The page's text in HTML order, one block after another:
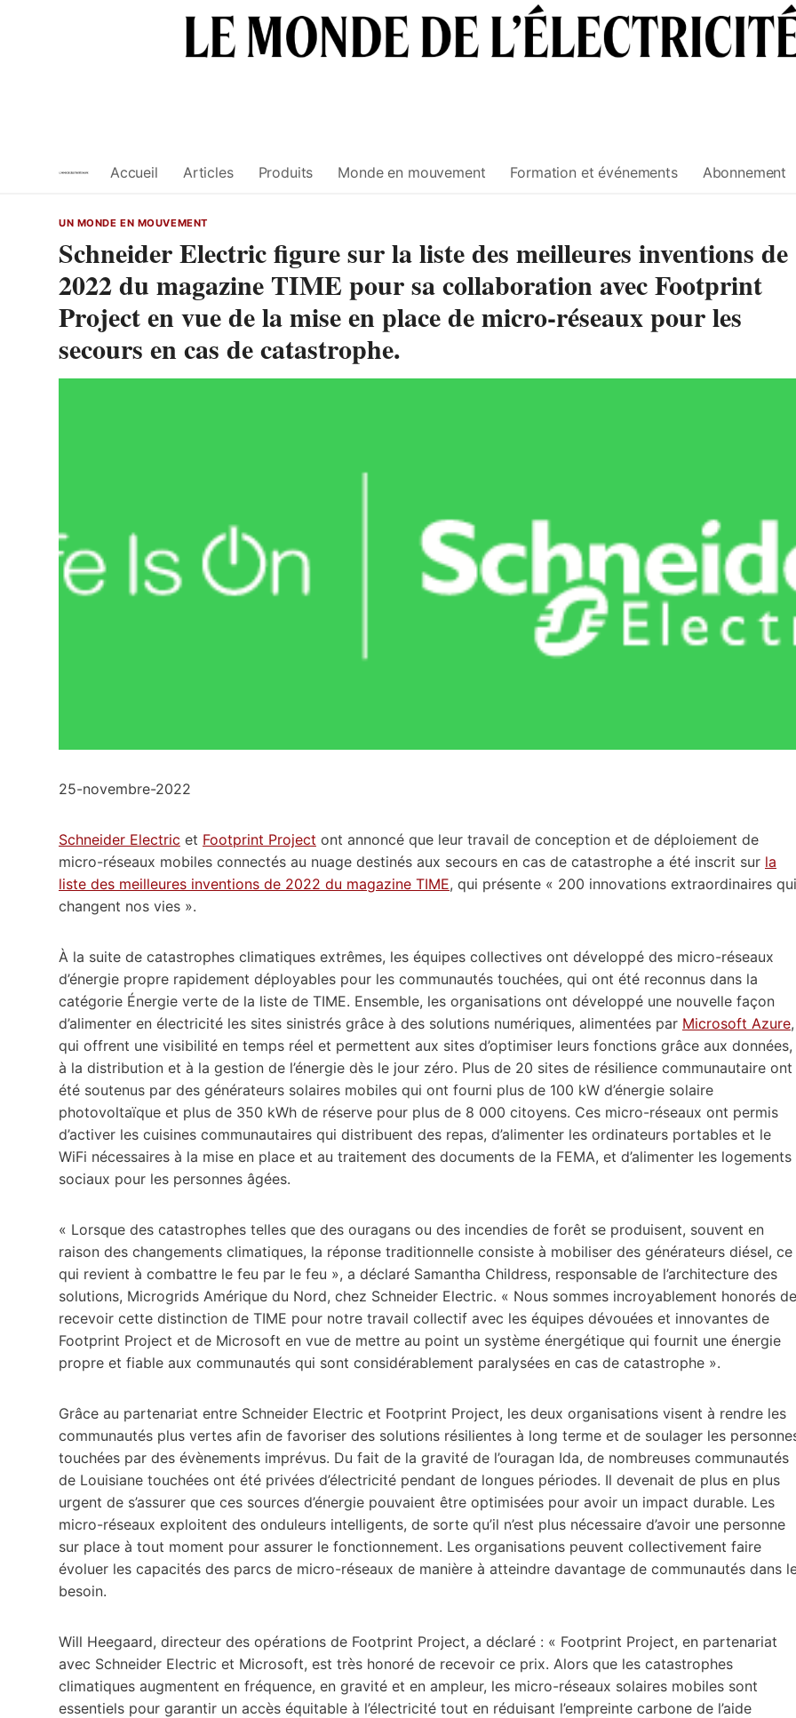
Accueil Articles Produits Monde en mouvement Formation et événements Abonnement
UN MONDE EN MOUVEMENT
Schneider Electric figure sur la liste des meilleures inventions de
2022 du magazine TIME pour sa collaboration avec Footprint
Project en vue de la mise en place de micro-réseaux pour les
secours en cas de catastrophe.
25-novembre-2022
Schneider Electric et Footprint Project ont annoncé que leur travail de conception et de déploiement de
micro-réseaux mobiles connectés au nuage destinés aux secours en cas de catastrophe a été inscrit sur la
liste des meilleures inventions de 2022 du magazine TIME, qui présente « 200 innovations extraordinaires qui
changent nos vies ».
À la suite de catastrophes climatiques extrêmes, les équipes collectives ont développé des micro-réseaux
d’énergie propre rapidement déployables pour les communautés touchées, qui ont été reconnus dans la
catégorie Énergie verte de la liste de TIME. Ensemble, les organisations ont développé une nouvelle façon
d’alimenter en électricité les sites sinistrés grâce à des solutions numériques, alimentées par Microsoft Azure,
qui offrent une visibilité en temps réel et permettent aux sites d’optimiser leurs fonctions grâce aux données,
à la distribution et à la gestion de l’énergie dès le jour zéro. Plus de 20 sites de résilience communautaire ont
été soutenus par des générateurs solaires mobiles qui ont fourni plus de 100 kW d’énergie solaire
photovoltaïque et plus de 350 kWh de réserve pour plus de 8 000 citoyens. Ces micro-réseaux ont permis
d’activer les cuisines communautaires qui distribuent des repas, d’alimenter les ordinateurs portables et le
WiFi nécessaires à la mise en place et au traitement des documents de la FEMA, et d’alimenter les logements
sociaux pour les personnes âgées.
« Lorsque des catastrophes telles que des ouragans ou des incendies de forêt se produisent, souvent en
raison des changements climatiques, la réponse traditionnelle consiste à mobiliser des générateurs diésel, ce
qui revient à combattre le feu par le feu », a déclaré Samantha Childress, responsable de l’architecture des
solutions, Microgrids Amérique du Nord, chez Schneider Electric. « Nous sommes incroyablement honorés de
recevoir cette distinction de TIME pour notre travail collectif avec les équipes dévouées et innovantes de
Footprint Project et de Microsoft en vue de mettre au point un système énergétique qui fournit une énergie
propre et fiable aux communautés qui sont considérablement paralysées en cas de catastrophe ».
Grâce au partenariat entre Schneider Electric et Footprint Project, les deux organisations visent à rendre les
communautés plus vertes afin de favoriser des solutions résilientes à long terme et de soulager les
touchées par des évènements imprévus. Du fait de la gravité de l’ouragan Ida, de nombreuses communautés
de Louisiane touchées ont été privées d’électricité pendant de longues périodes. Il devenait de plus en plus
urgent de s’assurer que ces sources d’énergie pouvaient être optimisées pour avoir un impact durable. Les
micro-réseaux exploitent des onduleurs intelligents, de sorte qu’il n’est plus nécessaire d’avoir une personne
sur place à tout moment pour assurer le fonctionnement. Les organisations peuvent collectivement faire
évoluer les capacités des parcs de micro-réseaux de manière à atteindre davantage de communautés dans
besoin.
Will Heegaard, directeur des opérations de Footprint Project, a déclaré : « Footprint Project, en partenariat
avec Schneider Electric et Microsoft, est très honoré de recevoir ce prix. Alors que les catastrophes
climatiques augmentent en fréquence, en gravité et en ampleur, les micro-réseaux solaires mobiles sont
essentiels pour garantir un accès équitable à l’électricité tout en réduisant l’empreinte carbone de l’aide